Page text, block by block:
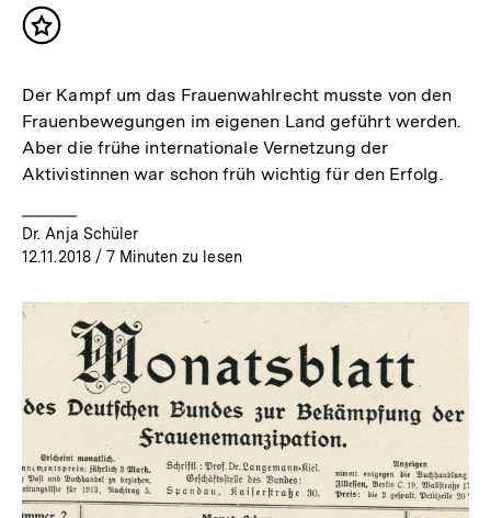
Inhalt
Der Kampf um das Frauenwahlrecht musste von den
Frauenbewegungen im eigenen Land geführt werden.
Aber die frühe internationale Vernetzung der
Aktivistinnen war schon früh wichtig für den Erfolg.
Dr. Anja Schüler
12.11.2018/ 7 Minuten zu lesen